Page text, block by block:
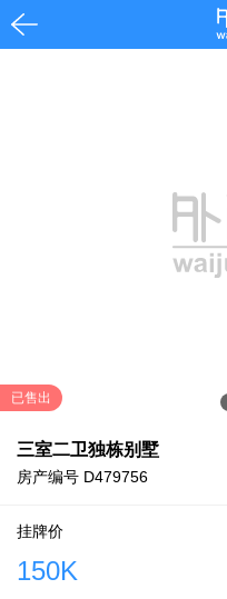
已售出
三室二卫独栋别墅
房产编号 D479756
挂牌价
150K